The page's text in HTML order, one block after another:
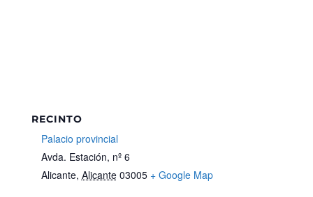
RECINTO
Palacio provincial
Avda. Estación, nº 6
Alicante, Alicante 03005 + Google Map